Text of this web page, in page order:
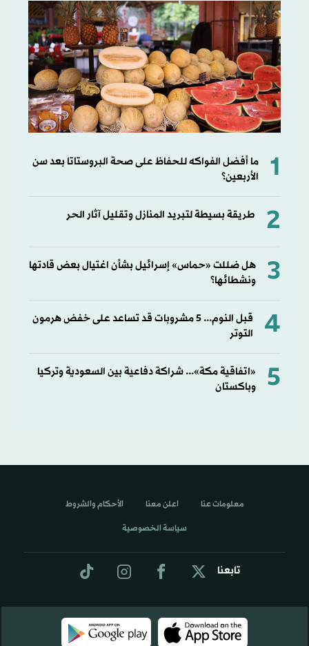
1
ما أفضل الفواكه للحفاظ على صحة البروستاتا بعد سن
الأربعين؟
2 طريقة بسيطة لتبريد المنازل وتقليل آثار الحر
3
هل ضللت «حماس» إسرائيل بشأن اغتيال بعض قادتها
ونشطائها؟
4
قبل النوم... 5 مشروبات قد تساعد على خفض هرمون
التوتر
5
«اتفاقية مكة»... شراكة دفاعية بين السعودية وتركيا
وباكستان
تابعنا
معلومات عنا اعلن معنا الأحكام والشروط
سياسة الخصوصية